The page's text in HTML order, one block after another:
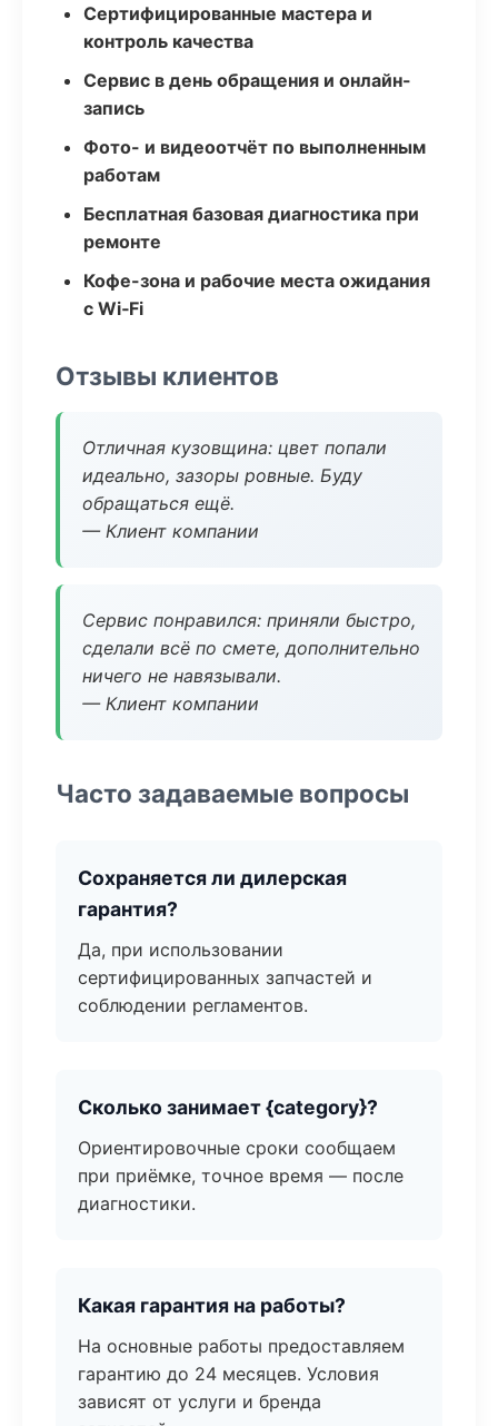
Сертифицированные мастера и
контроль качества
Сервис в день обращения и онлайн-
запись
Фото- и видеоотчёт по выполненным
работам
Бесплатная базовая диагностика при
ремонте
Кофе-зона и рабочие места ожидания
с Wi‑Fi
Отзывы клиентов
Отличная кузовщина: цвет попали
идеально, зазоры ровные. Буду
обращаться ещё.
— Клиент компании
Сервис понравился: приняли быстро,
сделали всё по смете, дополнительно
ничего не навязывали.
— Клиент компании
Часто задаваемые вопросы
Сохраняется ли дилерская
гарантия?
Да, при использовании
сертифицированных запчастей и
соблюдении регламентов.
Сколько занимает {category}?
Ориентировочные сроки сообщаем
при приёмке, точное время — после
диагностики.
Какая гарантия на работы?
На основные работы предоставляем
гарантию до 24 месяцев. Условия
зависят от услуги и бренда